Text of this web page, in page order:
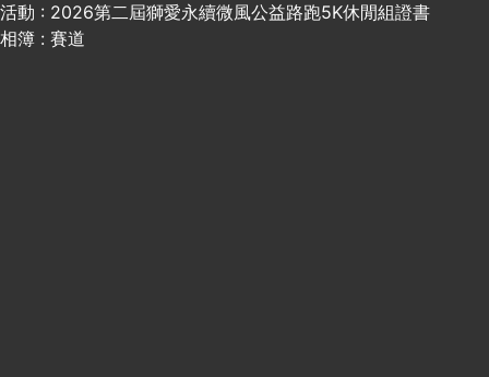
活動 : 2026第二屆獅愛永續微風公益路跑5K休閒組證書
相簿 : 賽道